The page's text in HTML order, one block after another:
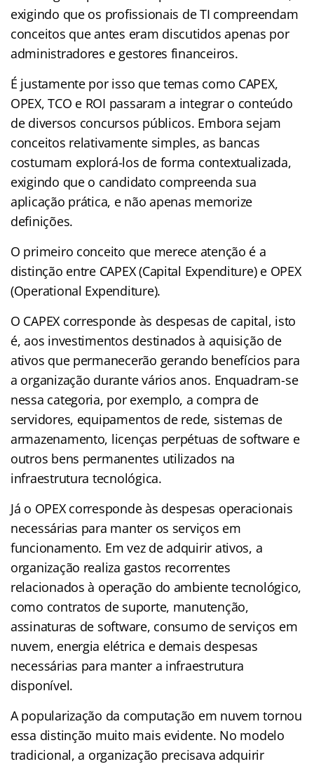
exigindo que os profissionais de TI compreendam
conceitos que antes eram discutidos apenas por
administradores e gestores financeiros.
É justamente por isso que temas como CAPEX,
OPEX, TCO e ROI passaram a integrar o conteúdo
de diversos concursos públicos. Embora sejam
conceitos relativamente simples, as bancas
costumam explorá-los de forma contextualizada,
exigindo que o candidato compreenda sua
aplicação prática, e não apenas memorize
definições.
O primeiro conceito que merece atenção é a
distinção entre CAPEX (Capital Expenditure) e OPEX
(Operational Expenditure).
O CAPEX corresponde às despesas de capital, isto
é, aos investimentos destinados à aquisição de
ativos que permanecerão gerando benefícios para
a organização durante vários anos. Enquadram-se
nessa categoria, por exemplo, a compra de
servidores, equipamentos de rede, sistemas de
armazenamento, licenças perpétuas de software e
outros bens permanentes utilizados na
infraestrutura tecnológica.
Já o OPEX corresponde às despesas operacionais
necessárias para manter os serviços em
funcionamento. Em vez de adquirir ativos, a
organização realiza gastos recorrentes
relacionados à operação do ambiente tecnológico,
como contratos de suporte, manutenção,
assinaturas de software, consumo de serviços em
nuvem, energia elétrica e demais despesas
necessárias para manter a infraestrutura
disponível.
A popularização da computação em nuvem tornou
essa distinção muito mais evidente. No modelo
tradicional, a organização precisava adquirir